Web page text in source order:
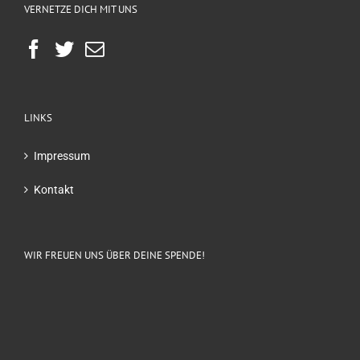
VERNETZE DICH MIT UNS
LINKS
Impressum
Kontakt
WIR FREUEN UNS ÜBER DEINE SPENDE!